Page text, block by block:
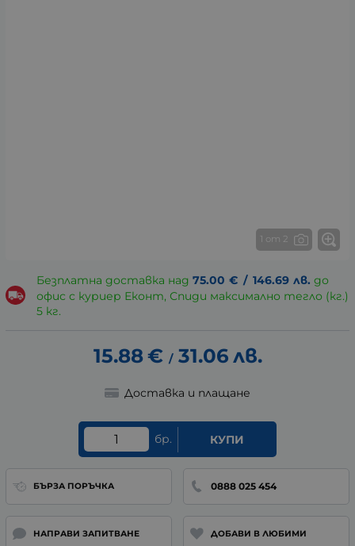
1 от 2
Безплатна доставка над 75.00 € / 146.69 лв. до
офис с куриер Еконт, Спиди максимално тегло (кг.)
5 кг.
15.88€ / 31.06 лв.
Доставка и плащане
бр. КУПИ
БЪРЗА ПОРЪЧКА 0888 025 454
НАПРАВИ ЗАПИТВАНЕ ДОБАВИ В ЛЮБИМИ